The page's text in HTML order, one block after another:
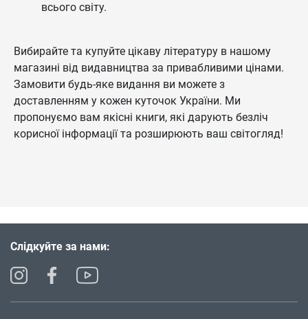
всього світу.
Вибирайте та купуйте цікаву літературу в нашому
магазині від видавництва за привабливими цінами.
Замовити будь-яке видання ви можете з
доставленням у кожен куточок України. Ми
пропонуємо вам якісні книги, які дарують безліч
корисної інформації та розширюють ваш світогляд!
Слідкуйте за нами: